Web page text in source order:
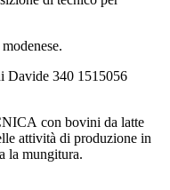
Davide 340 1515056
con bovini da latte
attività di produzione in
la mungitura.